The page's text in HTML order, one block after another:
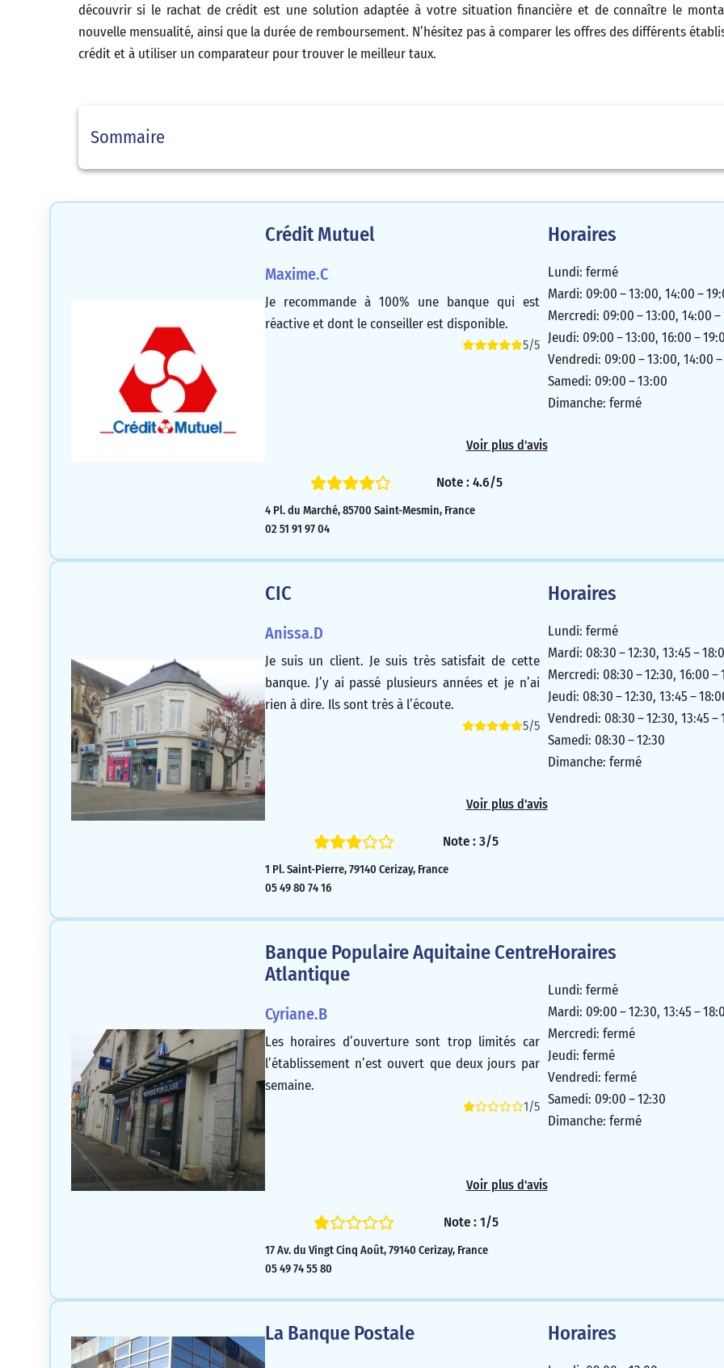
découvrir si le rachat de crédit est une solution adaptée à votre situation financière et de connaître le
nouvelle mensualité, ainsi que la durée de remboursement. N’hésitez pas à comparer les offres des différents
crédit et à utiliser un comparateur pour trouver le meilleur taux.
Sommaire
Crédit Mutuel
Maxime.C
Je recommande à 100% une banque qui est
réactive et dont le conseiller est disponible.
5/5
Voir plus d'avis
Note : 4.6/5
4 Pl. du Marché, 85700 Saint-Mesmin, France
02 51 91 97 04
Horaires
Lundi: fermé
Mardi: 09:00 – 13:00, 14:00 –
Mercredi: 09:00 – 13:00, 14:00 –
Jeudi: 09:00 – 13:00, 16:00 –
Vendredi: 09:00 – 13:00, 14:00
Samedi: 09:00 – 13:00
Dimanche: fermé
CIC
Anissa.D
Je suis un client. Je suis très satisfait de cette
banque. J’y ai passé plusieurs années et je n’ai
rien à dire. Ils sont très à l’écoute.
5/5
Voir plus d'avis
Note : 3/5
1 Pl. Saint-Pierre, 79140 Cerizay, France
05 49 80 74 16
Horaires
Lundi: fermé
Mardi: 08:30 – 12:30, 13:45 –
Mercredi: 08:30 – 12:30, 16:00 –
Jeudi: 08:30 – 12:30, 13:45 –
Vendredi: 08:30 – 12:30, 13:45 –
Samedi: 08:30 – 12:30
Dimanche: fermé
Banque Populaire Aquitaine Centre
Atlantique
Cyriane.B
Les horaires d’ouverture sont trop limités car
l’établissement n’est ouvert que deux jours par
semaine.
1/5
Voir plus d'avis
Note : 1/5
17 Av. du Vingt Cinq Août, 79140 Cerizay, France
05 49 74 55 80
Horaires
Lundi: fermé
Mardi: 09:00 – 12:30, 13:45 –
Mercredi: fermé
Jeudi: fermé
Vendredi: fermé
Samedi: 09:00 – 12:30
Dimanche: fermé
La Banque Postale Horaires